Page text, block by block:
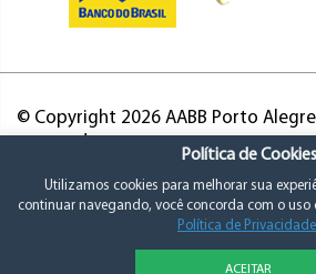
© Copyright 2026 AABB Porto
Política de Cookies
Utilizamos cookies para melhorar sua
continuar navegando, você concorda com o uso
Política de Privacidade
ACEITAR